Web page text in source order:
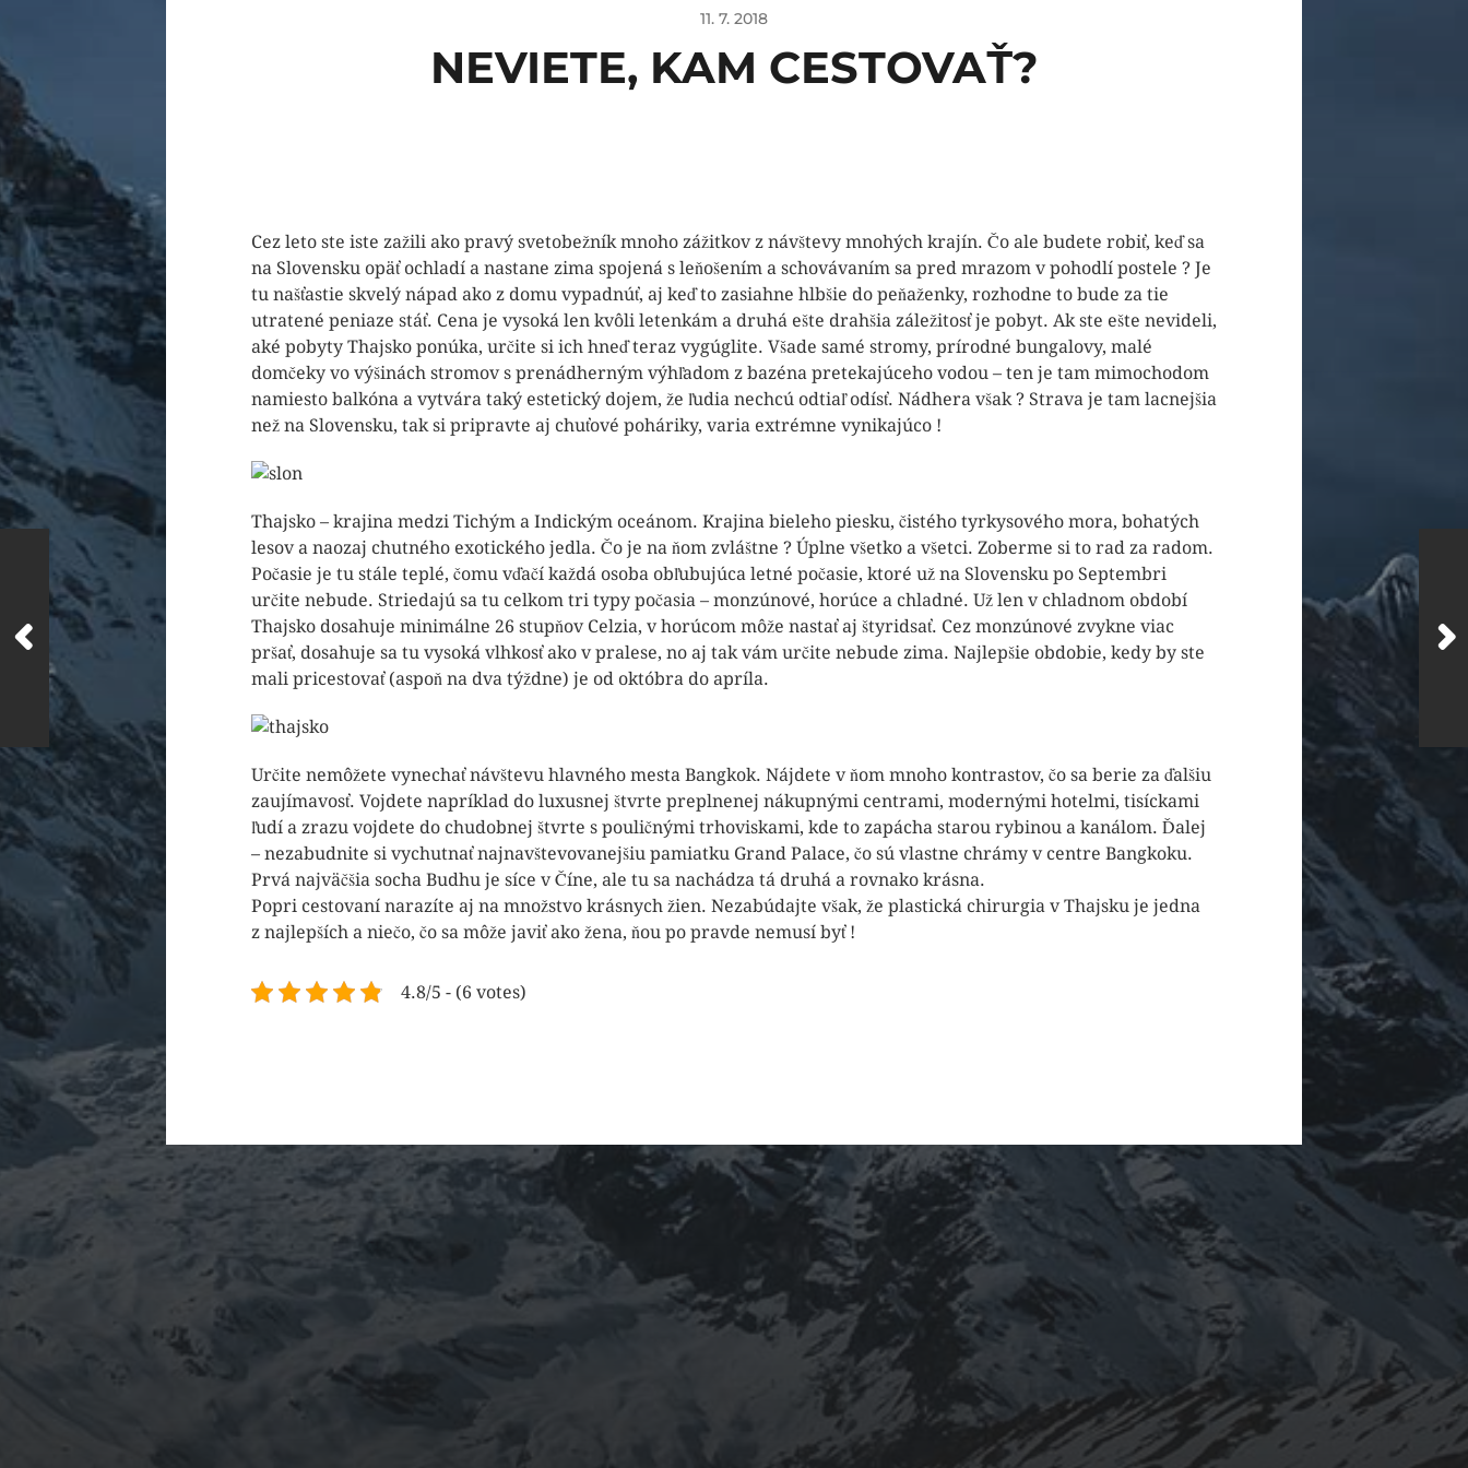
11. 7. 2018
NEVIETE, KAM CESTOVAŤ?
Cez leto ste iste zažili ako pravý svetobežník mnoho zážitkov z návštevy mnohých krajín. Čo ale budete robiť, keď sa
na Slovensku opäť ochladí a nastane zima spojená s leňošením a schovávaním sa pred mrazom v pohodlí postele ? Je
tu našťastie skvelý nápad ako z domu vypadnúť, aj keď to zasiahne hlbšie do peňaženky, rozhodne to bude za tie
utratené peniaze stáť. Cena je vysoká len kvôli letenkám a druhá ešte drahšia záležitosť je pobyt. Ak ste ešte nevideli,
aké pobyty Thajsko ponúka, určite si ich hneď teraz vygúglite. Všade samé stromy, prírodné bungalovy, malé
domčeky vo výšinách stromov s prenádherným výhľadom z bazéna pretekajúceho vodou – ten je tam mimochodom
namiesto balkóna a vytvára taký estetický dojem, že ľudia nechcú odtiaľ odísť. Nádhera však ? Strava je tam lacnejšia
než na Slovensku, tak si pripravte aj chuťové poháriky, varia extrémne vynikajúco !
Thajsko – krajina medzi Tichým a Indickým oceánom. Krajina bieleho piesku, čistého tyrkysového mora, bohatých
lesov a naozaj chutného exotického jedla. Čo je na ňom zvláštne ? Úplne všetko a všetci. Zoberme si to rad za radom.
Počasie je tu stále teplé, čomu vďačí každá osoba obľubujúca letné počasie, ktoré už na Slovensku po Septembri
určite nebude. Striedajú sa tu celkom tri typy počasia – monzúnové, horúce a chladné. Už len v chladnom období
Thajsko dosahuje minimálne 26 stupňov Celzia, v horúcom môže nastať aj štyridsať. Cez monzúnové zvykne viac
pršať, dosahuje sa tu vysoká vlhkosť ako v pralese, no aj tak vám určite nebude zima. Najlepšie obdobie, kedy by ste
mali pricestovať (aspoň na dva týždne) je od októbra do apríla.
Určite nemôžete vynechať návštevu hlavného mesta Bangkok. Nájdete v ňom mnoho kontrastov, čo sa berie za ďalšiu
zaujímavosť. Vojdete napríklad do luxusnej štvrte preplnenej nákupnými centrami, modernými hotelmi, tisíckami
ľudí a zrazu vojdete do chudobnej štvrte s pouličnými trhoviskami, kde to zapácha starou rybinou a kanálom. Ďalej
– nezabudnite si vychutnať najnavštevovanejšiu pamiatku Grand Palace, čo sú vlastne chrámy v centre Bangkoku.
Prvá najväčšia socha Budhu je síce v Číne, ale tu sa nachádza tá druhá a rovnako krásna.
Popri cestovaní narazíte aj na množstvo krásnych žien. Nezabúdajte však, že plastická chirurgia v Thajsku je jedna
z najlepších a niečo, čo sa môže javiť ako žena, ňou po pravde nemusí byť !
4.8/5 - (6 votes)